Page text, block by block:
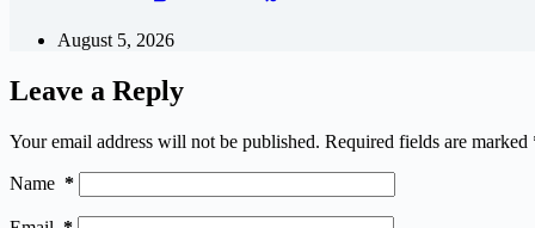
August 5, 2026
Leave a Reply
Your email address will not be published. Required fields are marked
Name *